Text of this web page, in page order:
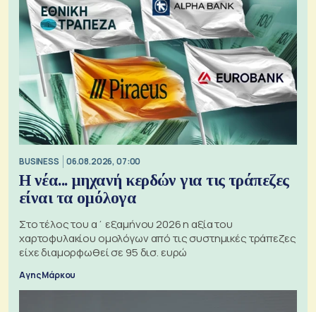
BUSINESS 06.08.2026, 07:00
Η νέα... μηχανή κερδών για τις τράπεζες
είναι τα ομόλογα
Στο τέλος του α΄ εξαμήνου 2026 η αξία του
χαρτοφυλακίου ομολόγων από τις συστημικές τράπεζες
είχε διαμορφωθεί σε 95 δισ. ευρώ
Αγης Μάρκου